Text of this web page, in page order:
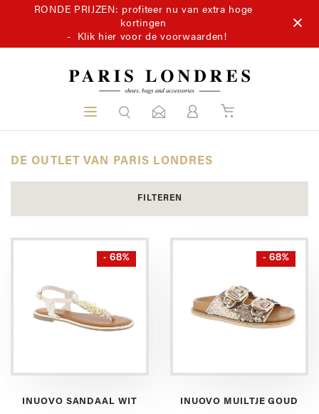
RONDE PRIJZEN: profiteer nu van extra hoge
kortingen
- Klik hier voor de voorwaarden!
DE OUTLET VAN PARIS LONDRES
FILTEREN
- 68%
INUOVO SANDAAL WIT
- 68%
INUOVO MUILTJE GOUD